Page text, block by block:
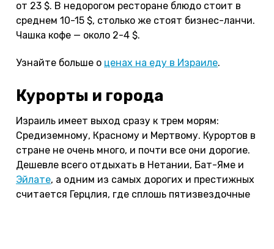
от 23 $. В недорогом ресторане блюдо стоит в
среднем 10-15 $, столько же стоят бизнес-ланчи.
Чашка кофе — около 2-4 $.
Узнайте больше о ценах на еду в Израиле.
Курорты и города
Израиль имеет выход сразу к трем морям:
Средиземному, Красному и Мертвому. Курортов в
стране не очень много, и почти все они дорогие.
Дешевле всего отдыхать в Нетании, Бат-Яме и
Эйлате, а одним из самых дорогих и престижных
считается Герцлия, где сплошь пятизвездочные